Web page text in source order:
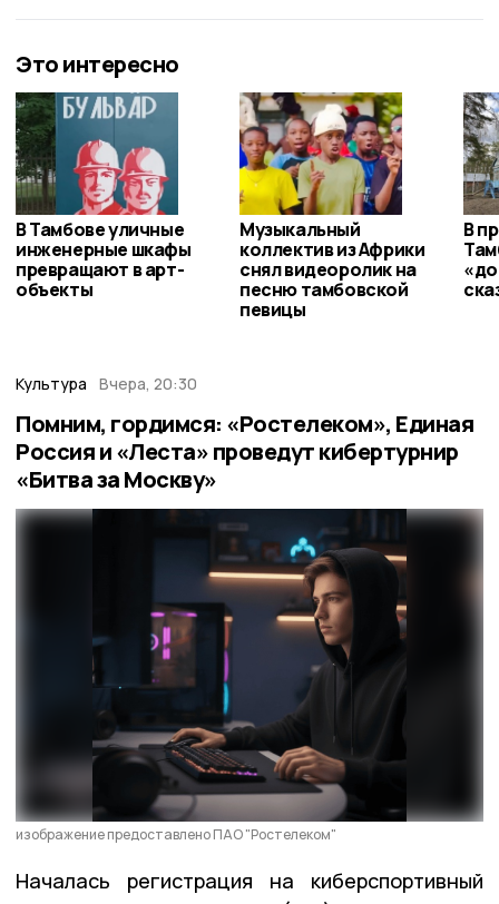
Это интересно
В Тамбове уличные
инженерные шкафы
превращают в арт-
объекты
Музыкальный
коллектив из Африки
снял видеоролик на
песню тамбовской
певицы
В
Культура Вчера, 20:30
Помним, гордимся: «Ростелеком», Единая
Россия и «Леста» проведут кибертурнир
«Битва за Москву»
изображение предоставлено ПАО "Ростелеком"
Началась регистрация на киберспортивный